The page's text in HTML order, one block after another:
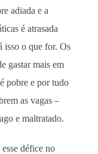
adiada e a
é atrasada
isso o que for. Os
gastar mais em
pobre e por tudo
as vagas –
e maltratado.
défice no